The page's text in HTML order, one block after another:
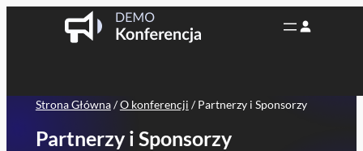
Strona Główna/O konferencji /Partnerzy i Sponsorzy
Partnerzy i Sponsorzy